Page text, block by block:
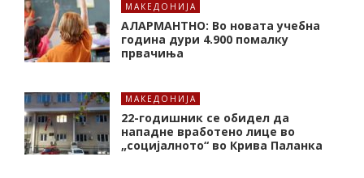
МАКЕДОНИЈА
АЛАРМАНТНО: Во новата учебна
година дури 4.900 помалку
првачиња
МАКЕДОНИЈА
22-годишник се обидел да
нападне вработено лице во
„социјалното“ во Крива Паланка